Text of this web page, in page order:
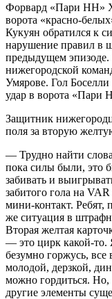
Форвард «Пари НН»
ворота
Кукуян обратился к
нарушение правил в
предыдущем
нижегородской
Умярове. Гол
удар в ворота «Пари
Защитник
поля за вторую
— Трудно найти
пока силы были, это
забивать и
забитого гола на
мини‑контакт.
же ситуация в
Вторая желтая
— это цирк
безумно горжусь, все
молодой, дерзкой,
можно гордиться.
другие элементы